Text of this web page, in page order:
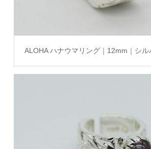
ALOHA ハナウマリング｜12mm｜シ